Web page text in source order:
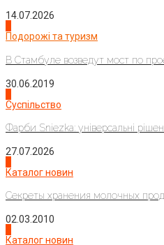
14.07.2026
Подорожі та туризм
В Стамбуле возведут мост по
30.06.2019
Суспільство
Фарби Sniezka: універсальні
27.07.2026
Каталог новин
Секреты хранения молочных
02.03.2010
Каталог новин